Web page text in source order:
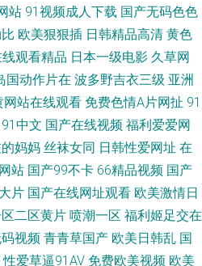
站 91视频成人下载 国产无码色色
欧美狠狠插 日韩精品高清 黄色
观看精品 日本一级电影 久草网
国动作片在 波多野吉衣三级 亚洲
网站在线观看 免费色情A片网扯 91
91中文 国产在线视频 福利爱爱网
妈妈 丝袜女同 日韩性爱网址 在
站 国产99不卡 66精品视频 国产
片 国产在线网址观看 欧美激情日
二区黄片 喷潮一区 福利姬足交在
视频 青青草国产 欧美日韩乱 国
性爱草逼91AV 免费欧美视频 欧美